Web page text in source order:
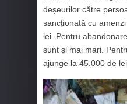
deșeurilor către
sancționată cu
lei. Pentru
sunt și mai mari.
ajunge la 45.000 de lei.